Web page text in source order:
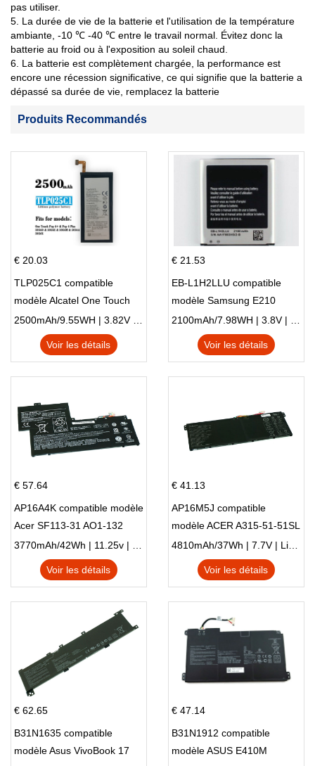
pas utiliser.
5. La durée de vie de la batterie et l'utilisation de la température
ambiante, -10 ℃ -40 ℃ entre le travail normal. Évitez donc la
batterie au froid ou à l'exposition au soleil chaud.
6. La batterie est complètement chargée, la performance est
encore une récession significative, ce qui signifie que la batterie a
dépassé sa durée de vie, remplacez la batterie
Produits Recommandés
€ 20.03
TLP025C1 compatible
modèle Alcatel One Touch
Pop 4 Plus OT-5056D
2500mAh/9.55WH | 3.82V | Li-ion ...
Voir les détails
€ 21.53
EB-L1H2LLU compatible
modèle Samsung E210
E210K i939
2100mAh/7.98WH | 3.8V | Li-ion ...
Voir les détails
€ 57.64
AP16A4K compatible modèle
Acer SF113-31 AO1-132
NE132
3770mAh/42Wh | 11.25v | Li-ion ...
Voir les détails
€ 41.13
AP16M5J compatible
modèle ACER A315-51-51SL
N17Q1 SERIES
4810mAh/37Wh | 7.7V | Li-ion ...
Voir les détails
€ 62.65
B31N1635 compatible
modèle Asus VivoBook 17
€ 47.14
B31N1912 compatible
modèle ASUS E410M